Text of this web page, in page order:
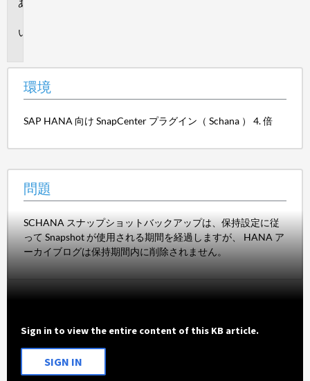
環境
SAP HANA 向け SnapCenter プラグイン（ Schana ） 4. 倍
問題
SCHANA スナップショットバックアップは、保持設定に従
って Snapshot が使用される期間を経過しますが、 HANA ア
ーカイブログは保持期間内に削除されません。
Sign in to view the entire content of this KB article.
SIGN IN